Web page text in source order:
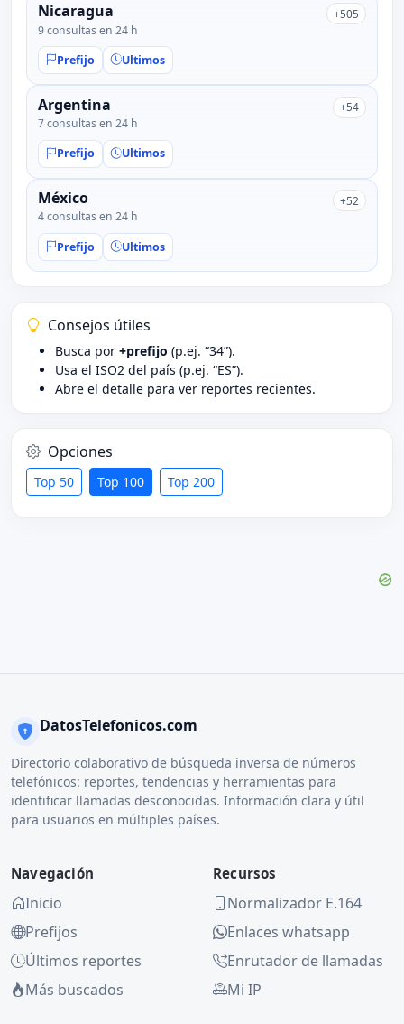
Nicaragua
9 consultas en 24 h
+505
Prefijo Ultimos
Argentina
7 consultas en 24 h
+54
Prefijo Ultimos
México
4 consultas en 24 h
+52
Prefijo Ultimos
Consejos útiles
Busca por +prefijo (p.ej. “34”).
Usa el ISO2 del país (p.ej. “ES”).
Abre el detalle para ver reportes recientes.
Opciones
Top 50 Top 100 Top 200
DatosTelefonicos.com
Directorio colaborativo de búsqueda inversa de números
telefónicos: reportes, tendencias y herramientas para
identificar llamadas desconocidas. Información clara y útil
para usuarios en múltiples países.
Navegación
Inicio
Prefijos
Últimos reportes
Más buscados
Recursos
Normalizador E.164
Enlaces whatsapp
Enrutador de llamadas
Mi IP